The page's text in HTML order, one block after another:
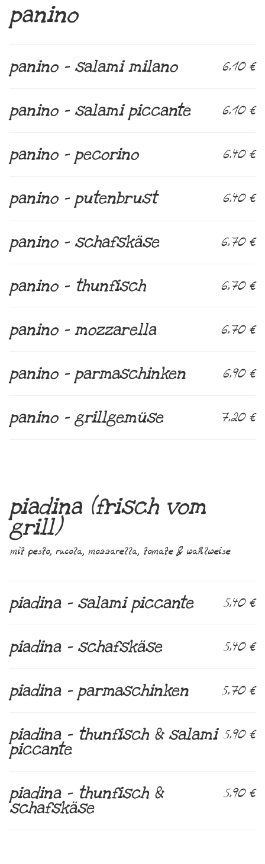
panino
panino – salami milano 6,10 €
panino – salami piccante 6,10 €
panino – pecorino 6,40 €
panino – putenbrust 6,40 €
panino – schafskäse 6,70 €
panino – thunfisch 6,70 €
panino – mozzarella 6,70 €
panino – parmaschinken 6,90 €
panino – grillgemüse 7,20 €
piadina (frisch vom
grill)
mit pesto, rucola, mozzarella, tomate & wahlweise
piadina – salami piccante 5,40 €
piadina – schafskäse 5,40 €
piadina – parmaschinken 5,70 €
piadina – thunfisch & salami
piccante
5,90 €
piadina – thunfisch &
schafskäse
5,90 €